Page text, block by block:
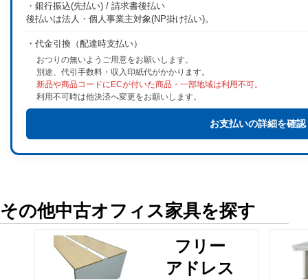
・銀行振込(先払い) / 請求書後払い
後払いは法人・個人事業主対象(NP掛け払い)。
・代金引換（配達時支払い）
おつりの無いようご用意をお願いします。
別途、代引手数料・収入印紙代がかかります。
新品や商品コードにECが付いた商品・一部地域は利用不可。
利用不可時は他決済へ変更をお願いします。
お支払いの詳細を確認
その他中古オフィス家具を探す
フリー
アドレス